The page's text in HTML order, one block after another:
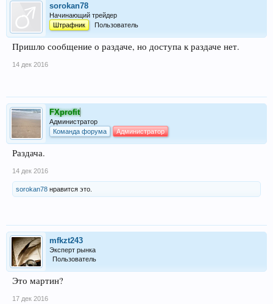
sorokan78
Начинающий трейдер
Штрафник
Пользователь
Пришло сообщение о раздаче, но доступа к раздаче нет.
14 дек 2016
FXprofit
Администратор
Команда форума
Администратор
Раздача.
14 дек 2016
sorokan78 нравится это.
mfkzt243
Эксперт рынка
Пользователь
Это мартин?
17 дек 2016